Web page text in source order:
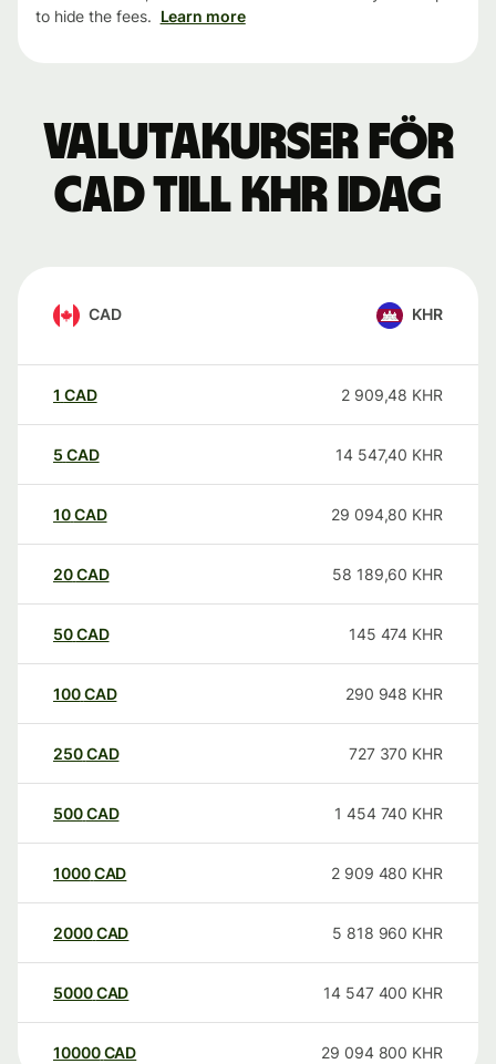
to hide the fees. Learn more
Valutakurser för
CAD till KHR idag
CAD KHR
1 CAD 2 909,48 KHR
5 CAD 14 547,40 KHR
10CAD 29 094,80 KHR
20CAD 58 189,60 KHR
50CAD 145 474 KHR
100CAD 290 948 KHR
250CAD 727 370 KHR
500CAD 1 454 740 KHR
1000CAD 2 909 480 KHR
2000CAD 5 818 960 KHR
5000CAD 14 547 400 KHR
10000 CAD 29 094 800 KHR